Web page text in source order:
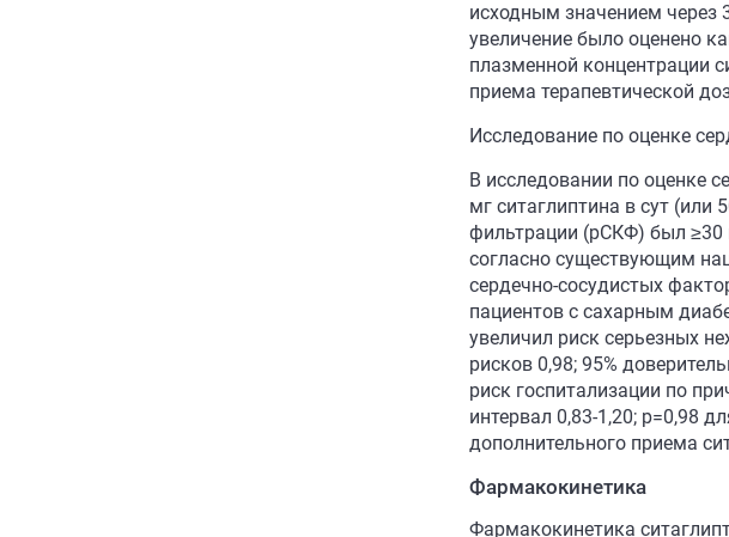
исходным значением через
увеличение было оценено
плазменной концентрации
приема терапевтической
Исследование по оценке
В исследовании по оценке
мг ситаглиптина в сут (или
фильтрации (рСКФ) был ≥30
согласно существующим
сердечно-сосудистых
пациентов с сахарным
увеличил риск серьезных
рисков 0,98; 95%
риск госпитализации по
интервал 0,83-1,20; р=0,98
дополнительного приема
Фармакокинетика
Фармакокинетика